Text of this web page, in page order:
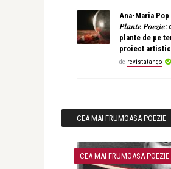
Ana-Maria
𝑃𝑙𝑎𝑛𝑡𝑒
plante de pe
proiect
de revistatango
CEA MAI FRUMOASA POEZIE
CEA MAI FRUMOASA POEZIE